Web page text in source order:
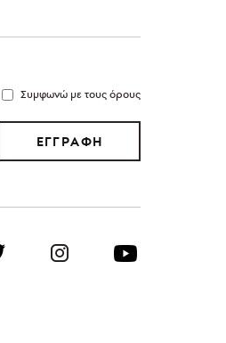
Συμφωνώ με τους όρους
ΕΓΓΡΑΦΗ